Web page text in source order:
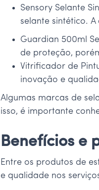
Sensory Selante
selante sintético.
Guardian 500ml
de proteção,
Vitrificador de
inovação e
Algumas marcas de
isso, é importante
Benefícios e
Entre os produtos de
e qualidade nos